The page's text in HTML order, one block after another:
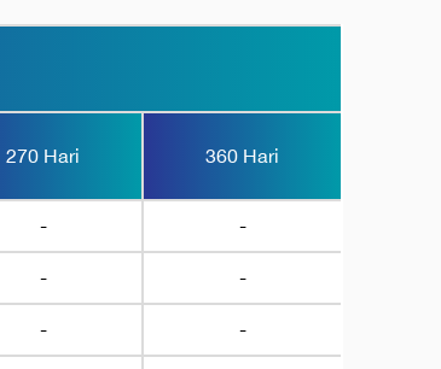
270 Hari 360 Hari
- -
- -
- -